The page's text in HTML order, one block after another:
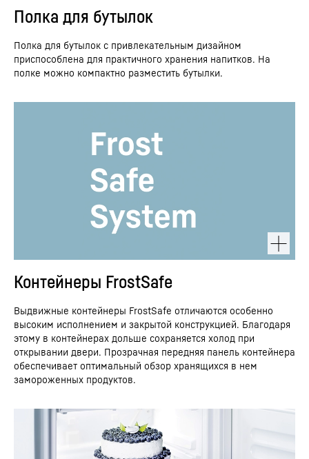
Полка для бутылок
Полка для бутылок с привлекательным дизайном
приспособлена для практичного хранения напитков. На
полке можно компактно разместить бутылки.
Контейнеры FrostSafe
Выдвижные контейнеры FrostSafe отличаются особенно
высоким исполнением и закрытой конструкцией. Благодаря
этому в контейнерах дольше сохраняется холод при
открывании двери. Прозрачная передняя панель контейнера
обеспечивает оптимальный обзор хранящихся в нем
замороженных продуктов.